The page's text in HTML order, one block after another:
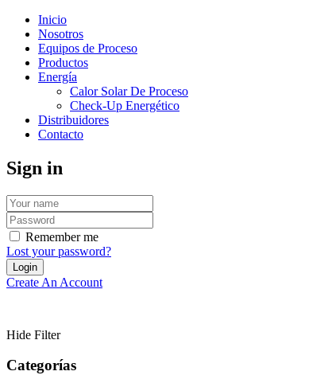
Inicio
Nosotros
Equipos de Proceso
Productos
Energía
Calor Solar De Proceso
Check-Up Energético
Distribuidores
Contacto
Sign in
Remember me
Lost your password?
Create An Account
Hide Filter
Categorías